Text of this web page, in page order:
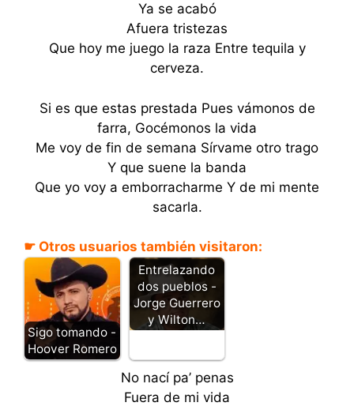
Ya se acabó
Afuera tristezas
Que hoy me juego la raza Entre tequila y
cerveza.
Si es que estas prestada Pues vámonos de
farra, Gocémonos la vida
Me voy de fin de semana Sírvame otro trago
Y que suene la banda
Que yo voy a emborracharme Y de mi mente
sacarla.
☛ Otros usuarios también visitaron:
Sigo tomando -
Hoover Romero
Entrelazando
dos pueblos -
Jorge Guerrero
y Wilton…
No nací pa’ penas
Fuera de mi vida